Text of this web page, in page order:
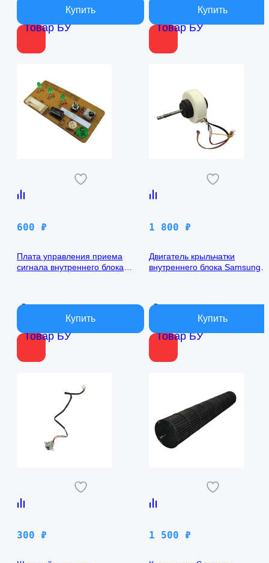
Товар БУ Товар БУ
Товар БУ
600 ₽
Плата управления приема
сигнала внутреннего блока
В наличии
Товар БУ
1 800 ₽
Двигатель крыльчатки
внутреннего блока Samsung
В наличии
300 ₽ 1 500 ₽